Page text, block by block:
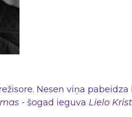
Nesen viņa
- šogad ieguva Lielo